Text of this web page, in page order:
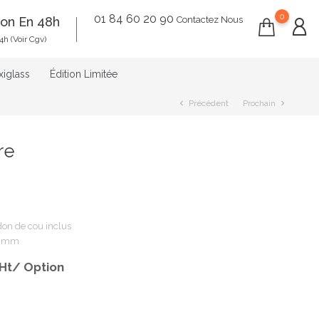
0
En 48h
(voir Cgv)
01 84 60 20 90 Contactez Nous
Édition Limitée
chevron_left Précédent Prochain chevron_right
de cou inclus
mm
Option